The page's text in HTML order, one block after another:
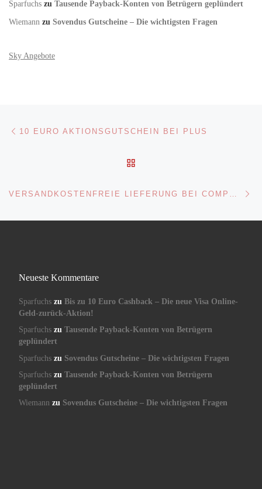
Sparfuchs zu Tausende Payback-Konten von Betrügern geplündert
Wiemann zu Sovendus Gutscheine – Die wichtigsten Fragen
Sky Angebote
Beitragsnavigation
10 EURO AKTIONSGUTSCHEIN BEI PLUS
Neueste Kommentare
Sparfuchszu Bis zu 10 Euro Cashback – Die neue Visa Online-
Geld-zurück-Aktion!
Sparfuchszu Tausende Payback-Konten von Betrügern
geplündert
Sparfuchszu Sovendus Gutscheine – Die wichtigsten Fragen
Sparfuchszu Tausende Payback-Konten von Betrügern
geplündert
Wiemann zu Sovendus Gutscheine – Die wichtigsten Fragen